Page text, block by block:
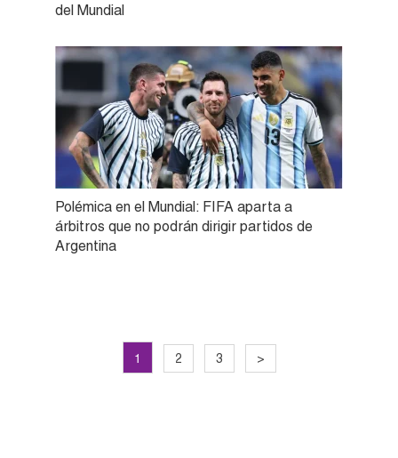
del Mundial
Polémica en el Mundial: FIFA aparta a
árbitros que no podrán dirigir partidos de
Argentina
1 2 3 >